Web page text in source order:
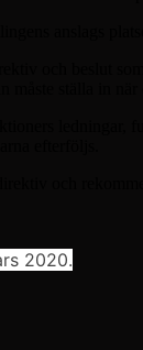
2020.